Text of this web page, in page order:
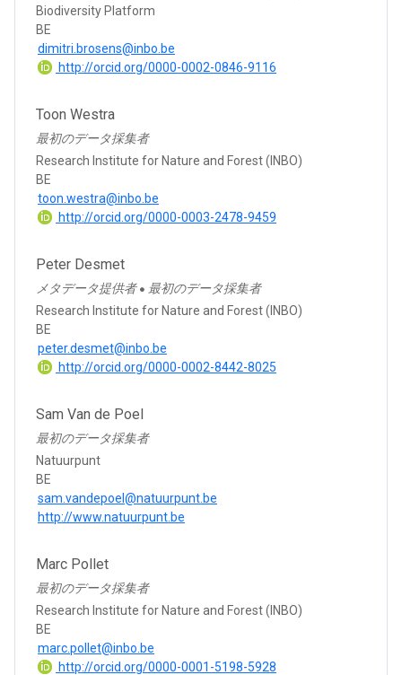
Biodiversity Platform
BE
dimitri.brosens@inbo.be
http://orcid.org/0000-0002-0846-9116
Toon Westra
最初のデータ採集者
Research Institute for Nature and Forest (INBO)
BE
toon.westra@inbo.be
http://orcid.org/0000-0003-2478-9459
Peter Desmet
メタデータ提供者 ● 最初のデータ採集者
Research Institute for Nature and Forest (INBO)
BE
peter.desmet@inbo.be
http://orcid.org/0000-0002-8442-8025
Sam Van de Poel
最初のデータ採集者
Natuurpunt
BE
sam.vandepoel@natuurpunt.be
http://www.natuurpunt.be
Marc Pollet
最初のデータ採集者
Research Institute for Nature and Forest (INBO)
BE
marc.pollet@inbo.be
http://orcid.org/0000-0001-5198-5928